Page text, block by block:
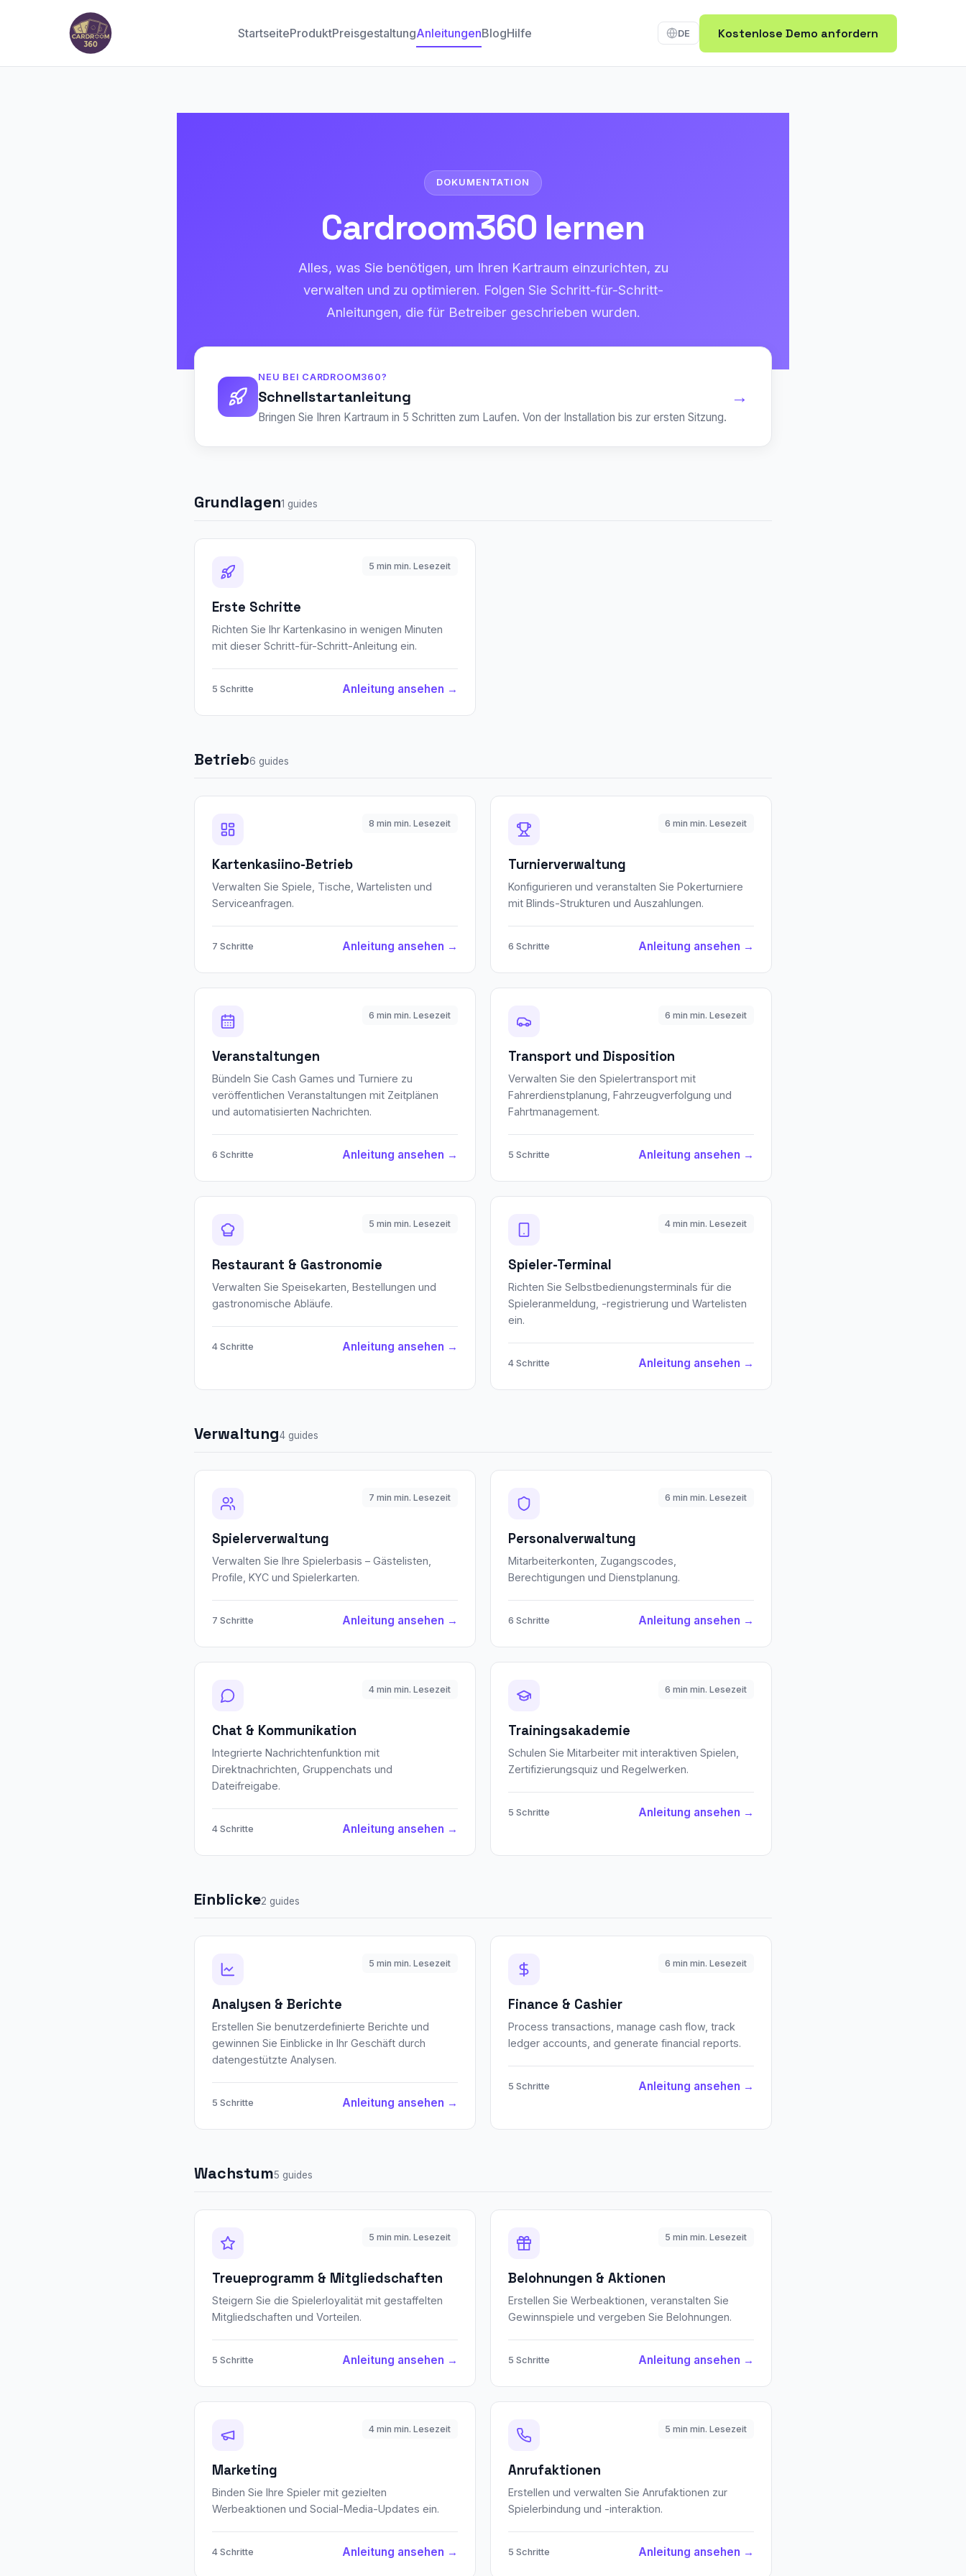
StartseiteProduktPreisgestaltungAnleitungenBlogHilfe DE Kostenlose Demo anfordern
DOKUMENTATION
Cardroom360 lernen
Alles, was Sie benötigen, um Ihren Kartraum einzurichten, zu
verwalten und zu optimieren. Folgen Sie Schritt-für-Schritt-
Anleitungen, die für Betreiber geschrieben wurden.
NEU BEI CARDROOM360?
Schnellstartanleitung
Bringen Sie Ihren Kartraum in 5 Schritten zum Laufen. Von der Installation bis zur ersten Sitzung.
→
Grundlagen1 guides
5 min min. Lesezeit
Erste Schritte
Richten Sie Ihr Kartenkasino in wenigen Minuten
mit dieser Schritt-für-Schritt-Anleitung ein.
5 Schritte Anleitung ansehen →
Betrieb6 guides
8 min min. Lesezeit
Kartenkasiino-Betrieb
Verwalten Sie Spiele, Tische, Wartelisten und
Serviceanfragen.
7 Schritte Anleitung ansehen →
6 min min. Lesezeit
Turnierverwaltung
Konfigurieren und veranstalten Sie Pokerturniere
mit Blinds-Strukturen und Auszahlungen.
6 Schritte Anleitung ansehen →
6 min min. Lesezeit
Veranstaltungen
Bündeln Sie Cash Games und Turniere zu
veröffentlichen Veranstaltungen mit Zeitplänen
und automatisierten Nachrichten.
6 Schritte Anleitung ansehen →
6 min min. Lesezeit
Transport und Disposition
Verwalten Sie den Spielertransport mit
Fahrerdienstplanung, Fahrzeugverfolgung und
Fahrtmanagement.
5 Schritte Anleitung ansehen →
5 min min. Lesezeit
Restaurant & Gastronomie
Verwalten Sie Speisekarten, Bestellungen und
gastronomische Abläufe.
4 Schritte Anleitung ansehen →
4 min min. Lesezeit
Spieler-Terminal
Richten Sie Selbstbedienungsterminals für die
Spieleranmeldung, -registrierung und Wartelisten
ein.
4 Schritte Anleitung ansehen →
Verwaltung4 guides
7 min min. Lesezeit
Spielerverwaltung
Verwalten Sie Ihre Spielerbasis – Gästelisten,
Profile, KYC und Spielerkarten.
7 Schritte Anleitung ansehen →
6 min min. Lesezeit
Personalverwaltung
Mitarbeiterkonten, Zugangscodes,
Berechtigungen und Dienstplanung.
6 Schritte Anleitung ansehen →
4 min min. Lesezeit
Chat & Kommunikation
Integrierte Nachrichtenfunktion mit
Direktnachrichten, Gruppenchats und
Dateifreigabe.
4 Schritte Anleitung ansehen →
6 min min. Lesezeit
Trainingsakademie
Schulen Sie Mitarbeiter mit interaktiven Spielen,
Zertifizierungsquiz und Regelwerken.
5 Schritte Anleitung ansehen →
Einblicke2 guides
5 min min. Lesezeit
Analysen & Berichte
Erstellen Sie benutzerdefinierte Berichte und
gewinnen Sie Einblicke in Ihr Geschäft durch
datengestützte Analysen.
5 Schritte Anleitung ansehen →
6 min min. Lesezeit
Finance & Cashier
Process transactions, manage cash flow, track
ledger accounts, and generate financial reports.
5 Schritte Anleitung ansehen →
Wachstum5 guides
5 min min. Lesezeit
Treueprogramm & Mitgliedschaften
Steigern Sie die Spielerloyalität mit gestaffelten
Mitgliedschaften und Vorteilen.
5 Schritte Anleitung ansehen →
5 min min. Lesezeit
Belohnungen & Aktionen
Erstellen Sie Werbeaktionen, veranstalten Sie
Gewinnspiele und vergeben Sie Belohnungen.
5 Schritte Anleitung ansehen →
4 min min. Lesezeit
Marketing
Binden Sie Ihre Spieler mit gezielten
Werbeaktionen und Social-Media-Updates ein.
4 Schritte Anleitung ansehen →
5 min min. Lesezeit
Anrufaktionen
Erstellen und verwalten Sie Anrufaktionen zur
Spielerbindung und -interaktion.
5 Schritte Anleitung ansehen →